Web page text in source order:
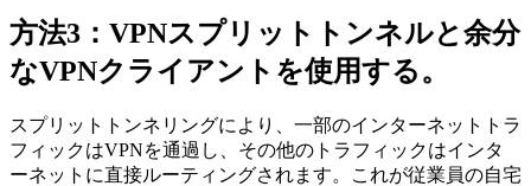
方法3：VPNスプリットトンネルと余分
なVPNクライアントを使用する。
スプリットトンネリングにより、一部のインターネットトラ
フィックはVPNを通過し、その他のトラフィックはインタ
ーネットに直接ルーティングされます。これが従業員の自宅